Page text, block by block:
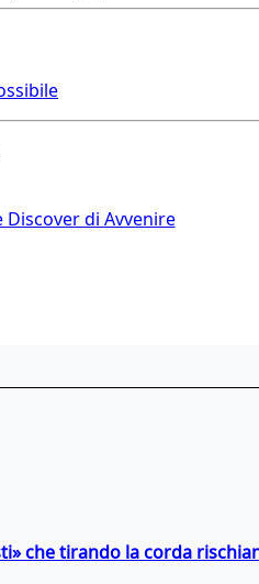
Discover di Avvenire
che tirando la corda